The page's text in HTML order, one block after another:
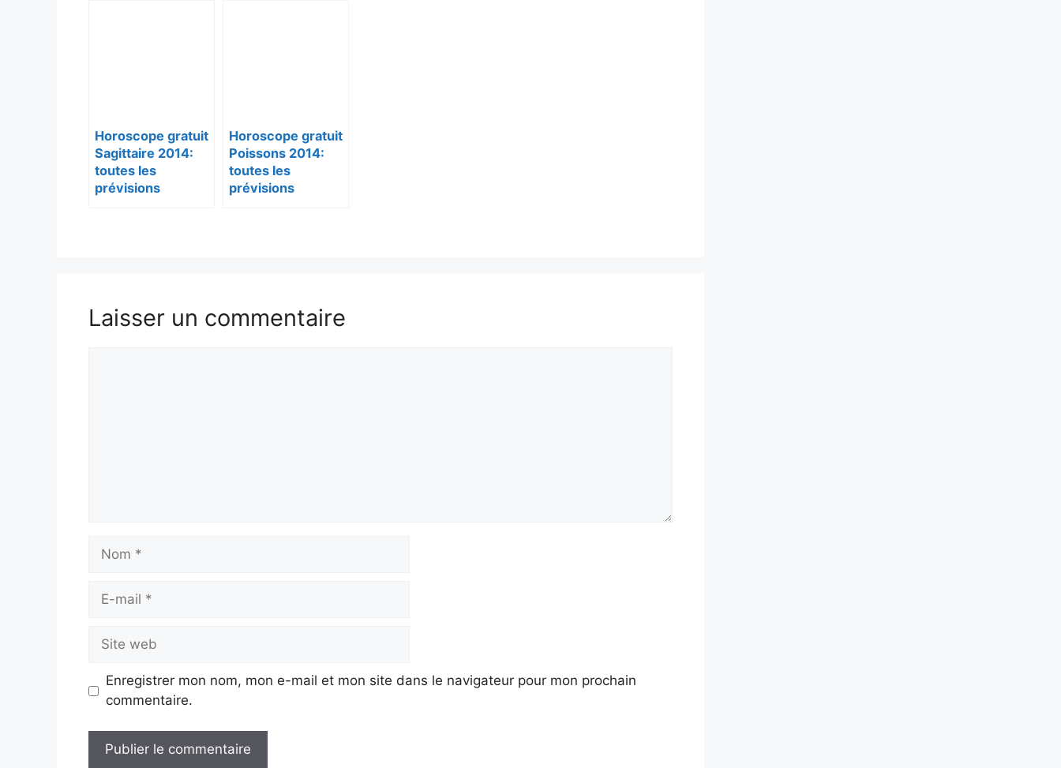
Horoscope gratuit
Sagittaire 2014:
toutes les
prévisions
Horoscope gratuit
Poissons 2014:
toutes les
prévisions
Laisser un commentaire
Nom
Site
web
Enregistrer mon nom, mon e-mail et mon site dans le navigateur pour mon prochain
commentaire.